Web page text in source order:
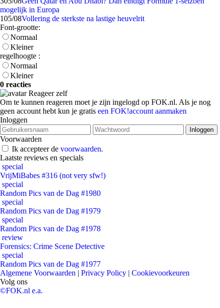
mogelijk in Europa
105/08Vollering de sterkste na lastige heuvelrit
Font-grootte:
Normaal
Kleiner
regelhoogte :
Normaal
Kleiner
0 reacties
Reageer zelf
Om te kunnen reageren moet je zijn ingelogd op FOK.nl. Als je nog
geen account hebt kun je gratis een FOK!account aanmaken
Inloggen
Voorwaarden
Ik accepteer de voorwaarden.
Laatste reviews en specials
special
VrijMiBabes #316 (not very sfw!)
special
Random Pics van de Dag #1980
special
Random Pics van de Dag #1979
special
Random Pics van de Dag #1978
review
Forensics: Crime Scene Detective
special
Random Pics van de Dag #1977
Algemene Voorwaarden | Privacy Policy | Cookievoorkeuren
Volg ons
©FOK.nl e.a.